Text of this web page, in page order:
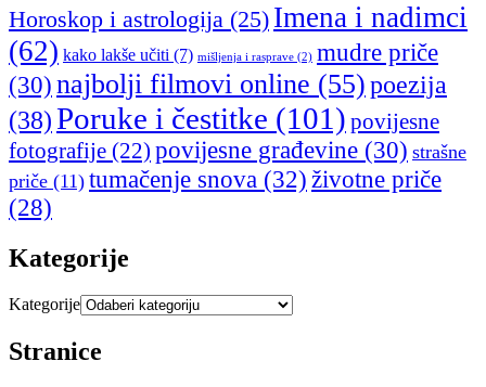
Horoskop i astrologija (25) Imena i nadimci
(62) kako lakše učiti (7) mišljenja i rasprave (2) mudre priče
(30) najbolji filmovi online (55)poezija
(38)Poruke i čestitke (101) povijesne
fotografije (22) povijesne građevine (30) strašne
priče (11) tumačenje snova (32) životne priče
(28)
Kategorije
Kategorije
Stranice